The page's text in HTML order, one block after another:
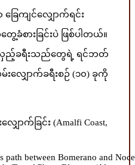
ခြေကျင်လျှောက်ရင်း
စားခြင်းပဲ ဖြစ်ပါတယ်။
လှည့်ခရီးသည်တွေရဲ့ ရင်ဘတ်
ျှောက်ခရီးစဉ် (၁၀) ခုကို
ာက်ခြင်း (Amalfi Coast,